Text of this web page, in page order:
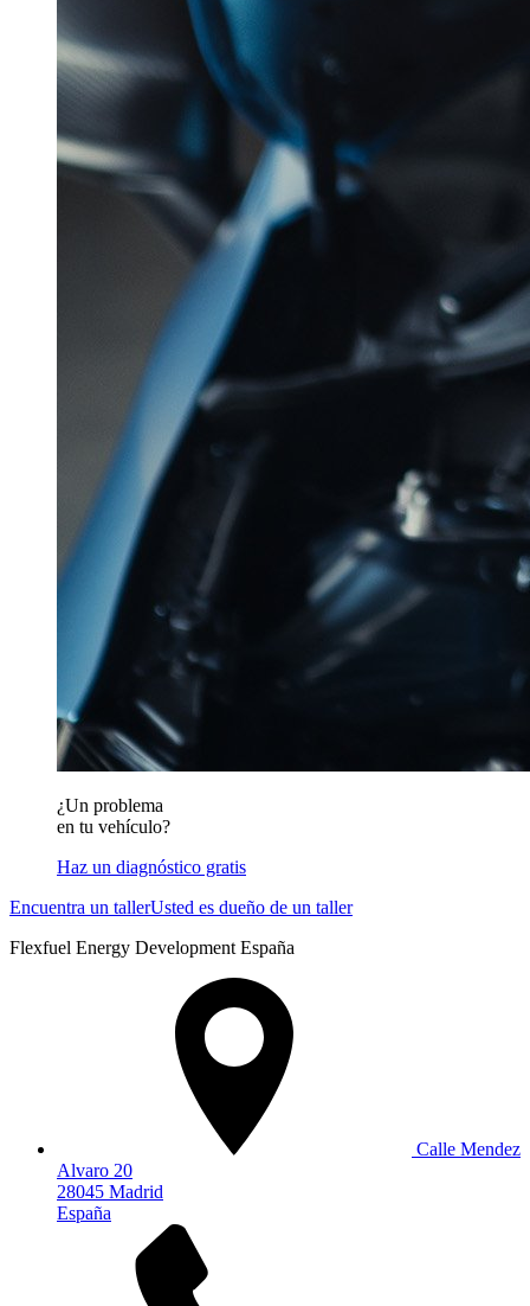
¿Un problema
en tu vehículo?
Haz un diagnóstico gratis
Encuentra un tallerUsted es dueño de un taller
Flexfuel Energy Development España
Calle Mendez
Alvaro 20
28045 Madrid
España